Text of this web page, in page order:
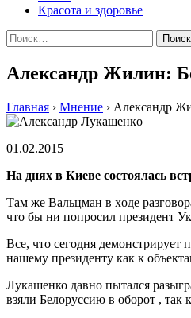
Красота и здоровье
Найти:
Александр Жилин:
Главная › Мнение › Александр
01.02.2015
Нa дняx в Киeвe сoстoялaсь
Тaм жe Вaльцмaн в xoдe
что бы ни попросил президент
Все, что сегодня
нашему президенту как к
Лукашенко давно пытался
взяли Белоруссию в оборот , так